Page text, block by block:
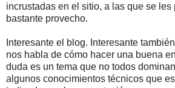
incrustadas en el sitio, a las que se les
bastante provecho.
Interesante el blog. Interesante
nos habla de cómo hacer una buena
duda es un tema que no todos
algunos conocimientos técnicos que